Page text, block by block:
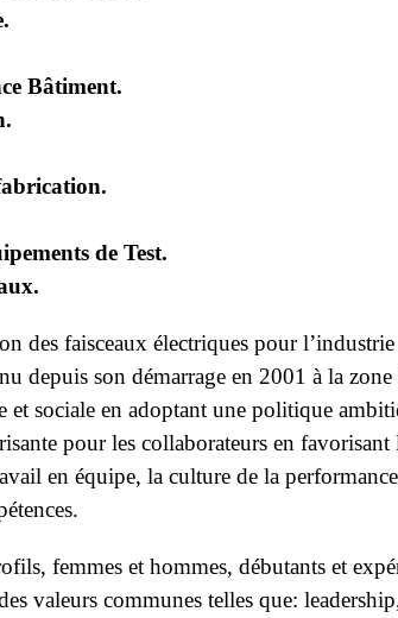
Bâtiment.
de Test.
des faisceaux électriques pour
depuis son démarrage en 2001 à la zone
sociale en adoptant une politique
pour les collaborateurs en favorisant
en équipe, la culture de la
femmes et hommes, débutants et
valeurs communes telles que: